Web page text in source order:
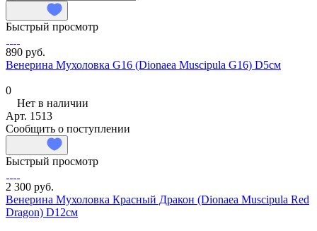
Быстрый просмотр
890 руб.
Венерина Мухоловка G16 (Dionaea Muscipula G16) D5см
0
Нет в наличии
Арт. 1513
Сообщить о поступлении
Быстрый просмотр
2 300 руб.
Венерина Мухоловка Красный Дракон (Dionaea Muscipula Red
Dragon) D12см